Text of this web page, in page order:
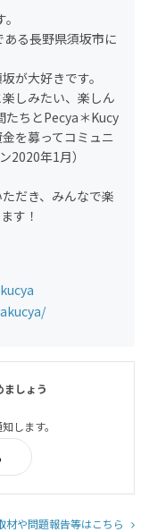
る長野県須坂市に
が大好きです。
しみたい、楽しん
たちとPecya＊Kucy
を募ってコミュニ
2020年1月）
だき、みんなで楽
す！
ましょう
します。
材や問題報告等はこちら